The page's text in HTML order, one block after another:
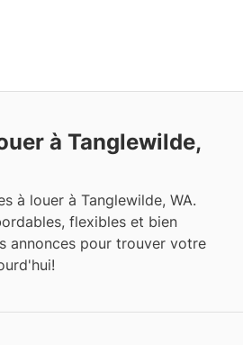
à Tanglewilde,
à louer à Tanglewilde, WA.
flexibles et bien
annonces pour trouver votre